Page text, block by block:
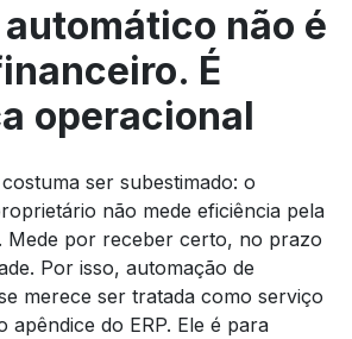
não é
É
operacional
ser subestimado: o
não mede eficiência pela
Mede por receber certo, no prazo
Por isso, automação de
merece ser tratada como serviço
do ERP. Ele é para